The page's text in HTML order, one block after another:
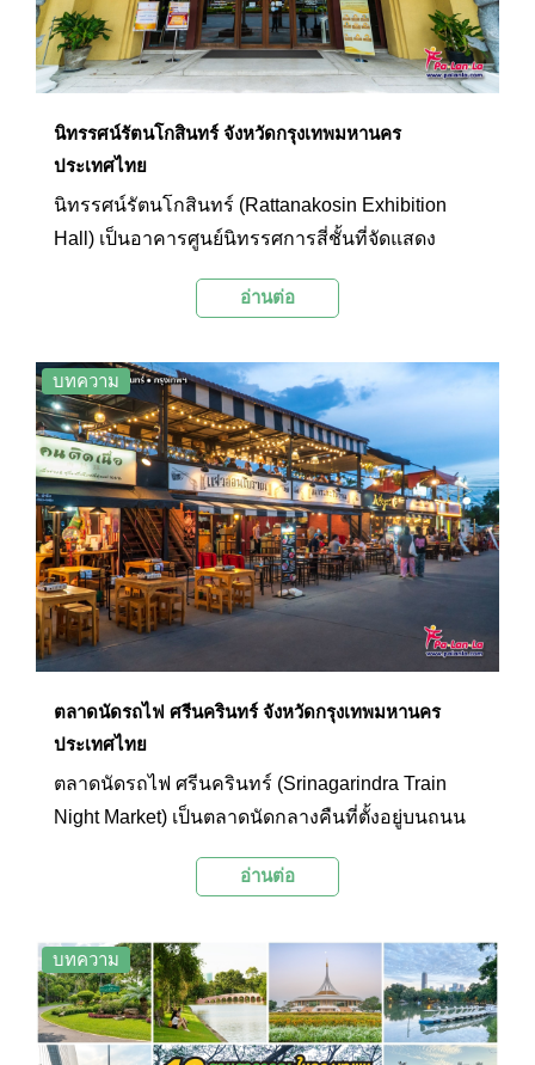
นิทรรศน์รัตนโกสินทร์ จังหวัดกรุงเทพมหานคร
ประเทศไทย
นิทรรศน์รัตนโกสินทร์ (Rattanakosin Exhibition
Hall) เป็นอาคารศูนย์นิทรรศการสี่ชั้นที่จัดแสดง
รัตนโกสินทร์ในด้านต่างๆ ตั้งแต่อดีตจนถึงปัจจุบัน
เข้าใจอย่างลึกซึ้ง ไม่ว่าจะเป็นทางด้านศิลปะ
วัฒนธรรม สถาปัตยกรรม ความเป็นอยู่ ผังเมือง พระ
ราชพิธี และพระราชกรณียกิจต่างๆ นอกจากนี้
ภายในอาคารยังมีส่วนของห้องสมุดนิทรรศน์
รัตนโกสินทร์ โถงกิจกรรม จุดชมวิว ร้านเครื่องดื่ม
และร้านจำหน่ายสินค้าที่ระลึกอีกด้วย
อ่านต่อ
บทความ
ตลาดนัดรถไฟ ศรีนครินทร์ จังหวัดกรุงเทพมหานคร
ประเทศไทย
ตลาดนัดรถไฟ ศรีนครินทร์ (Srinagarindra Train
Night Market) เป็นตลาดนัดกลางคืนที่ตั้งอยู่บนถนน
ปาร์ค ตลาดแห่งนี้มีเอกลักษณ์เฉพาะตัวจาก
บริเวณมีร้านค้าและร้านอาหารมากมาย และยังมีมุม
ถ่ายรูปกับรถโบราณ อะไหล่รถคลาสสิก โกดังเก่า
และของสะสมโบราณต่างๆ อีกด้วย
อ่านต่อ
บทความ